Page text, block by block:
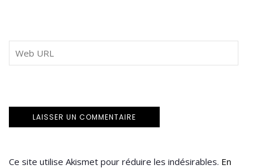
Ce site utilise Akismet pour réduire les indésirables. En